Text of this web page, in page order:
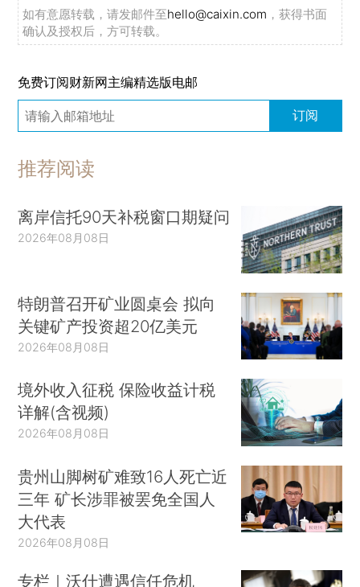
如有意愿转载，请发邮件至hello@caixin.com ，获得书面
确认及授权后，方可转载。
免费订阅财新网主编精选版电邮
订阅
推荐阅读
离岸信托90天补税窗口期疑问
2026年08月08日
特朗普召开矿业圆桌会 拟向
关键矿产投资超20亿美元
2026年08月08日
境外收入征税 保险收益计税
详解(含视频)
2026年08月08日
贵州山脚树矿难致16人死亡近
三年 矿长涉罪被罢免全国人
大代表
2026年08月08日
专栏｜沃什遭遇信任危机